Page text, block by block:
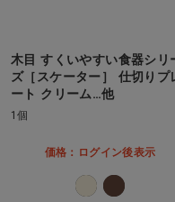
木目 すくいやすい食器シリ
ズ［スケーター］ 仕切りプ
ート クリーム…他
1個
価格：ログイン後表示